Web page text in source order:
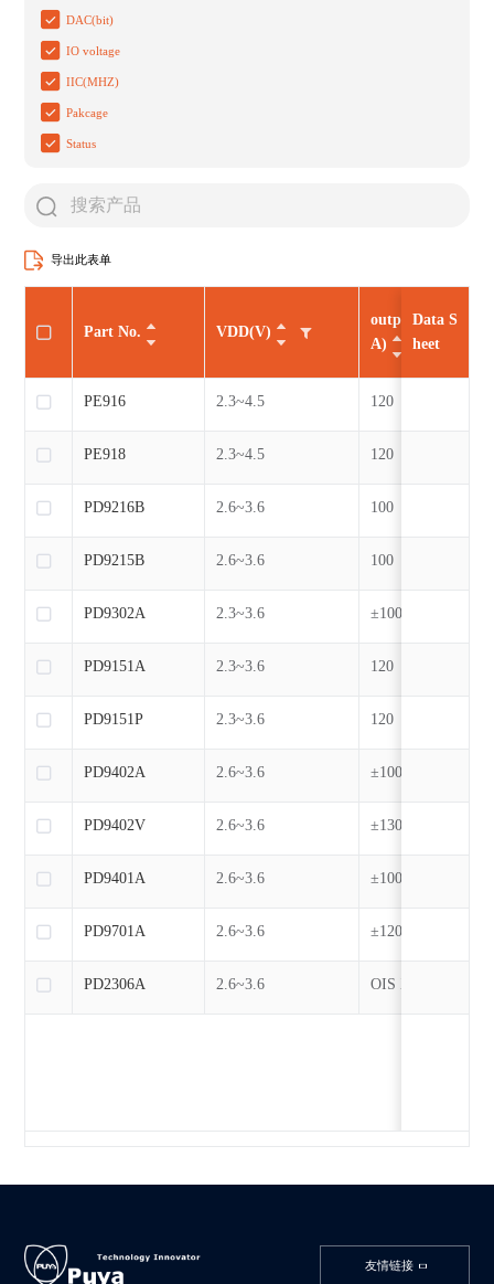
DAC(bit)
IO voltage
IIC(MHZ)
Pakcage
Status
导出此表单
VDD(V)
output current(m
A)
2.3~4.5 120
2.3~4.5 120
2.6~3.6 100
2.6~3.6 100
2.3~3.6 ±100/±130
2.3~3.6 120
2.3~3.6 120
2.6~3.6 ±100
2.6~3.6 ±130
2.6~3.6 ±100/±130
2.6~3.6
2.6~3.6
OIS XY:±130/±200
Part No.
PE916
PE918
PD9216B
PD9215B
PD9302A
PD9151A
PD9151P
PD9402A
PD9402V
PD9401A
PD9701A
PD2306A
Data S
heet
友情链接